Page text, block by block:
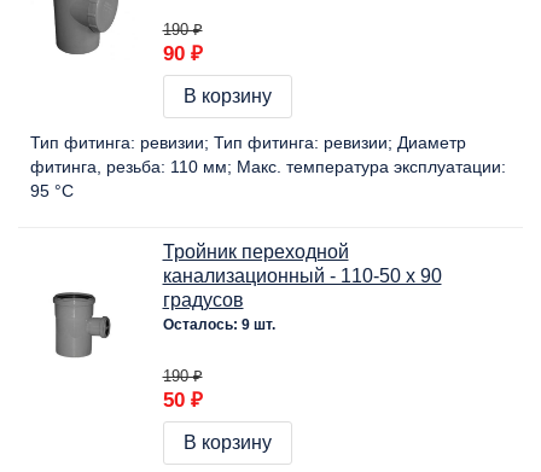
190 ₽
90 ₽
В корзину
Тип фитинга: ревизии Тип фитинга: ревизии
Диаметр
фитинга, резьба: 110 мм
Макс. температура эксплуатации:
95 °C
Тройник переходной
канализационный - 110-50 х 90
градусов
Осталось: 9 шт.
190 ₽
50 ₽
В корзину